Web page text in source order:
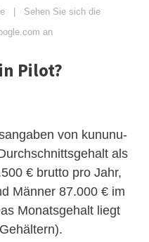
| Sehen Sie sich die
an
Pilot?
von kununu-
als
€ brutto pro Jahr,
Männer 87.000 € im
Monatsgehalt liegt